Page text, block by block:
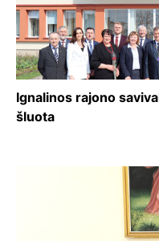
Ignalinos rajono
šluota